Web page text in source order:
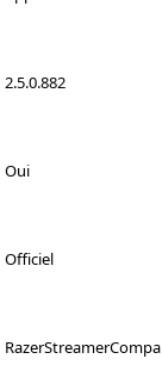
2.5.0.882
Oui
Officiel